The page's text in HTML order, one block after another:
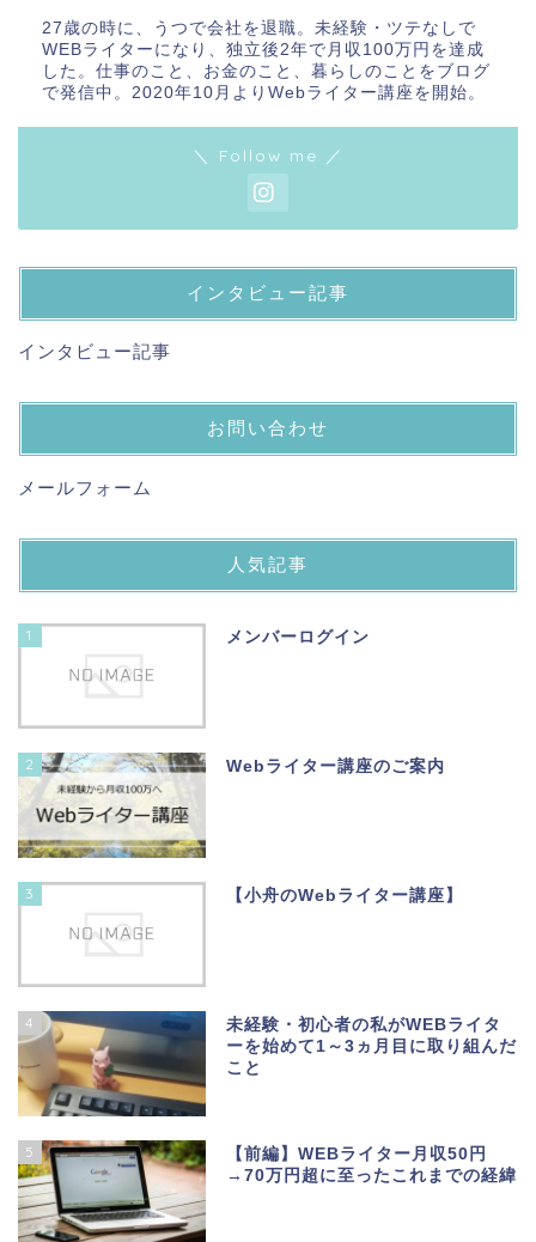
27歳の時に、うつで会社を退職。未経験・ツテなしで
WEBライターになり、独立後2年で月収100万円を達成
した。仕事のこと、お金のこと、暮らしのことをブログ
で発信中。2020年10月よりWebライター講座を開始。
＼ Follow me ／
インタビュー記事
インタビュー記事
お問い合わせ
メールフォーム
人気記事
1 メンバーログイン
2 Webライター講座のご案内
3 【小舟のWebライター講座】
4
未経験・初心者の私がWEBライタ
ーを始めて1～3ヵ月目に取り組んだ
こと
5
【前編】WEBライター月収50円
→70万円超に至ったこれまでの経緯